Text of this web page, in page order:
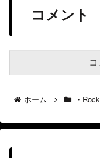
コメント
ホーム ・Rock